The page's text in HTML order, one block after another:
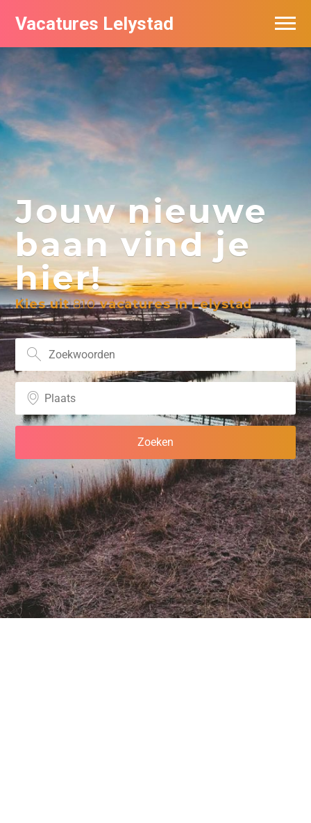
Vacatures Lelystad
Jouw nieuwe
baan vind je
hier!
Kies uit810vacatures in Lelystad
Vacatures per bedrijf in Lelystad
De populairste vacatures in Lelystad
Nieuwsbrief feed